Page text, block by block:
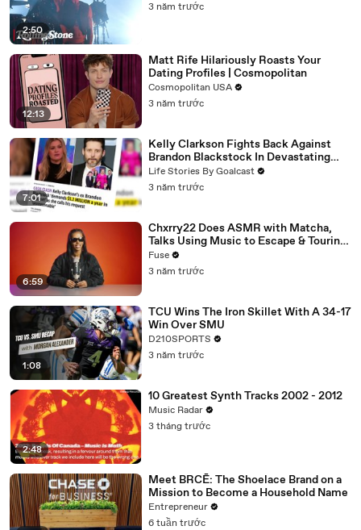
2:50
3 năm trước
12:13
Matt Rife Hilariously Roasts Your
Dating Profiles | Cosmopolitan
Cosmopolitan USA
3 năm trước
7:01
Kelly Clarkson Fights Back Against
Brandon Blackstock In Devastating
Divorce Battle
Life Stories By Goalcast
3 năm trước
6:59
Chxrry22 Does ASMR with Matcha,
Talks Using Music to Escape & Touring
with The Weeknd
Fuse
3 năm trước
1:08
TCU Wins The Iron Skillet With A 34-17
Win Over SMU
D210SPORTS
3 năm trước
2:48
10 Greatest Synth Tracks 2002 - 2012
Music Radar
3 tháng trước
Meet BRCĒ: The Shoelace Brand on a
Mission to Become a Household Name
Entrepreneur
6 tuần trước